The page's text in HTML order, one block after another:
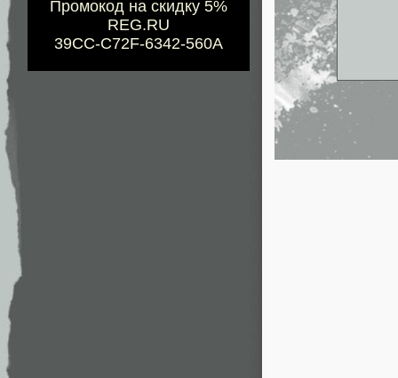
Промокод на скидку 5%
REG.RU
39CC-C72F-6342-560A